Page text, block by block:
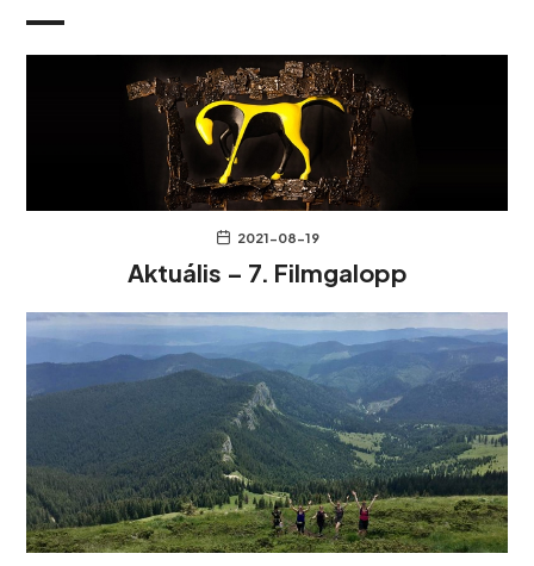
2021-08-19
Aktuális – 7. Filmgalopp